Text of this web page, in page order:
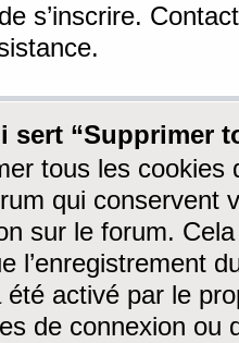
s’inscrire.
sert “Supprimer
tous les cookies
qui conservent
sur le forum.
l’enregistrement
été activé par le
de connexion ou